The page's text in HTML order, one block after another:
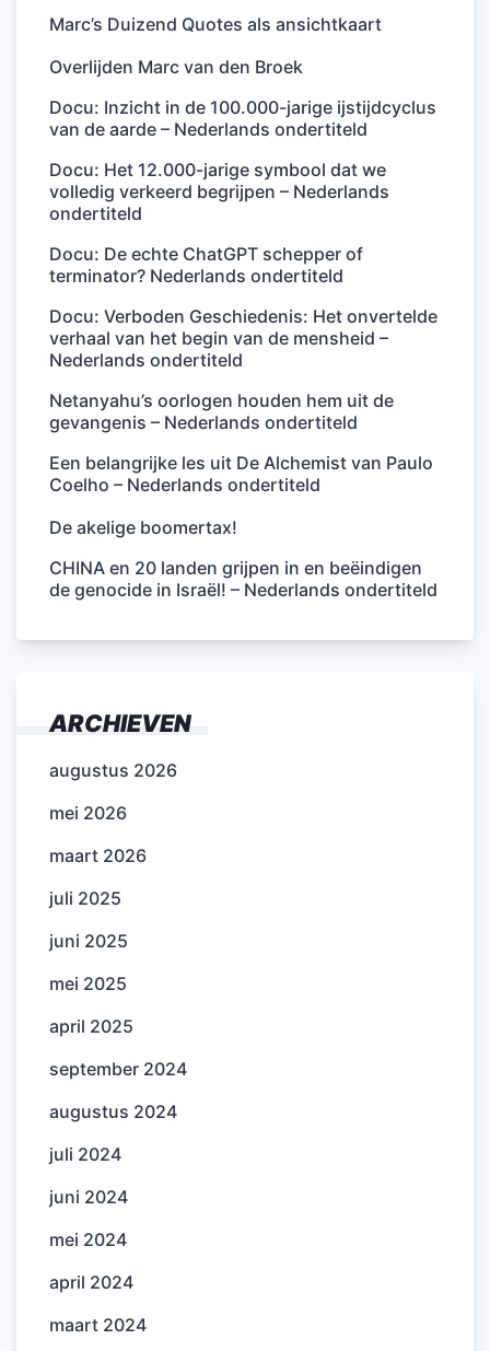
Marc’s Duizend Quotes als ansichtkaart
Overlijden Marc van den Broek
Docu: Inzicht in de 100.000-jarige ijstijdcyclus
van de aarde – Nederlands ondertiteld
Docu: Het 12.000-jarige symbool dat we
volledig verkeerd begrijpen – Nederlands
ondertiteld
Docu: De echte ChatGPT schepper of
terminator? Nederlands ondertiteld
Docu: Verboden Geschiedenis: Het onvertelde
verhaal van het begin van de mensheid –
Nederlands ondertiteld
Netanyahu’s oorlogen houden hem uit de
gevangenis – Nederlands ondertiteld
Een belangrijke les uit De Alchemist van Paulo
Coelho – Nederlands ondertiteld
De akelige boomertax!
CHINA en 20 landen grijpen in en beëindigen
de genocide in Israël! – Nederlands ondertiteld
ARCHIEVEN
augustus 2026
mei 2026
maart 2026
juli 2025
juni 2025
mei 2025
april 2025
september 2024
augustus 2024
juli 2024
juni 2024
mei 2024
april 2024
maart 2024